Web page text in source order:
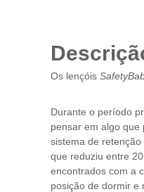
Os lençóis
Durante o período
pensar em algo que
sistema de
que reduziu entre
encontrados com a
posição de dormir e